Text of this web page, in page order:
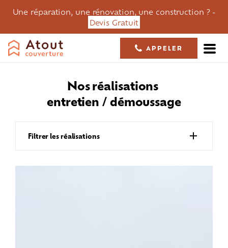
Une réparation, une rénovation, une construction ? -
Devis Gratuit
05 61 36 23 68
APPELER
nos réalisations
entretien / démoussage
Filtrer les réalisations